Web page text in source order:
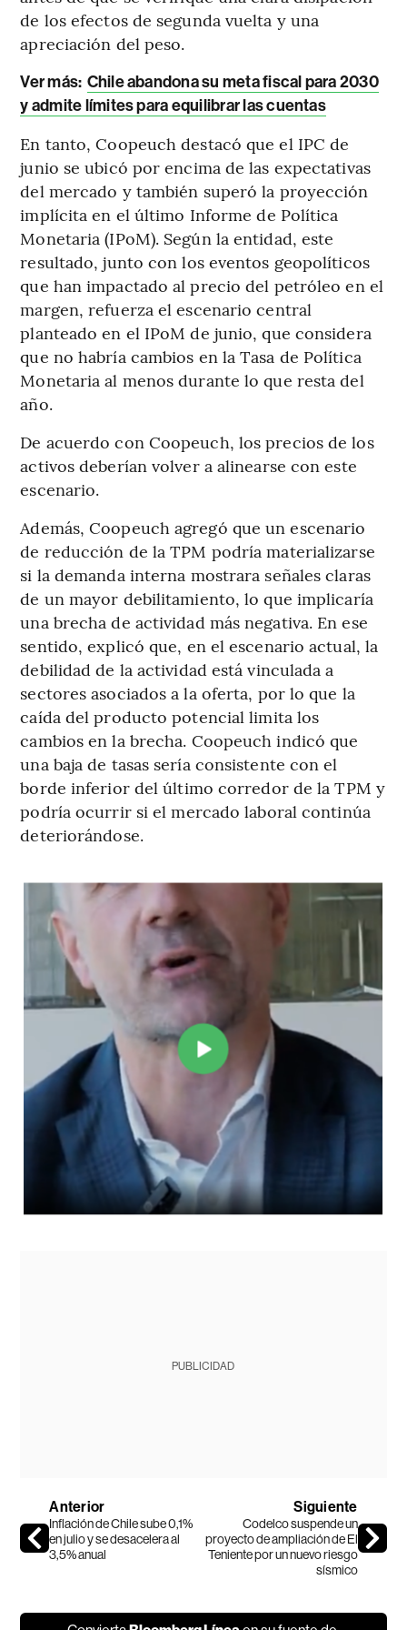
de los efectos de segunda vuelta y una
apreciación del peso.
Ver más: Chile abandona su meta fiscal para 2030
y admite límites para equilibrar las cuentas
En tanto, Coopeuch destacó que el IPC de
junio se ubicó por encima de las expectativas
del mercado y también superó la proyección
implícita en el último Informe de Política
Monetaria (IPoM). Según la entidad, este
resultado, junto con los eventos geopolíticos
que han impactado al precio del petróleo en el
margen, refuerza el escenario central
planteado en el IPoM de junio, que considera
que no habría cambios en la Tasa de Política
Monetaria al menos durante lo que resta del
año.
De acuerdo con Coopeuch, los precios de los
activos deberían volver a alinearse con este
escenario.
Además, Coopeuch agregó que un escenario
de reducción de la TPM podría materializarse
si la demanda interna mostrara señales claras
de un mayor debilitamiento, lo que implicaría
una brecha de actividad más negativa. En ese
sentido, explicó que, en el escenario actual, la
debilidad de la actividad está vinculada a
sectores asociados a la oferta, por lo que la
caída del producto potencial limita los
cambios en la brecha. Coopeuch indicó que
una baja de tasas sería consistente con el
borde inferior del último corredor de la TPM y
podría ocurrir si el mercado laboral continúa
deteriorándose.
PUBLICIDAD
Anterior
Inflación de Chile sube 0,1%
en julio y se desacelera al
3,5% anual
Siguiente
Codelco suspende un
proyecto de ampliación de El
Teniente por un nuevo riesgo
sísmico